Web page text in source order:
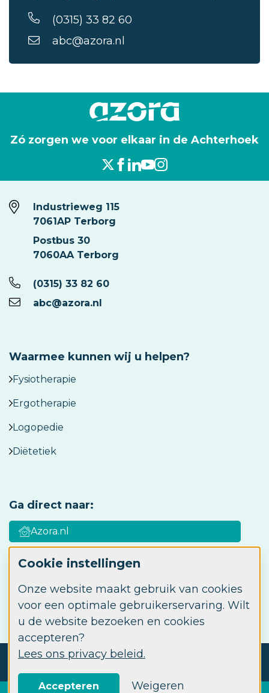
Cookie instellingen
Onze website maakt gebruik van cookies
voor een optimale gebruikerservaring. Wilt
u de website bezoeken en cookies
accepteren?
Lees ons privacy beleid.
Accepteren Weigeren
(0315) 33 82 60
abc@azora.nl
Zó zorgen we voor elkaar in de Achterhoek
Industrieweg 115
7061AP Terborg
Postbus 30
7060AA Terborg
(0315) 33 82 60
abc@azora.nl
Waarmee kunnen wij u helpen?
Fysiotherapie
Ergotherapie
Logopedie
Diëtetiek
Ga direct naar:
Azora.nl
Azora Academy
Werken bij Azora
© 2026 Azora ABCPrivacy